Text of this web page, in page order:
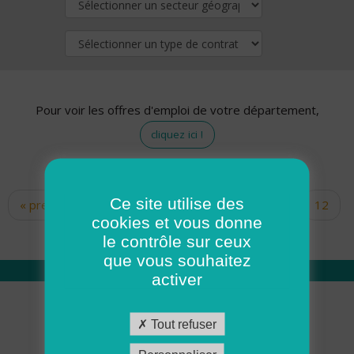
Pour voir les offres d'emploi de votre département,
cliquez ici !
Pages
« premier ‹ précédent … 10
12
14 15 16 17
Qui sommes nous
Académie ADMR
Ce site utilise des
cookies et vous donne
le contrôle sur ceux
que vous souhaitez
activer
Tout refuser